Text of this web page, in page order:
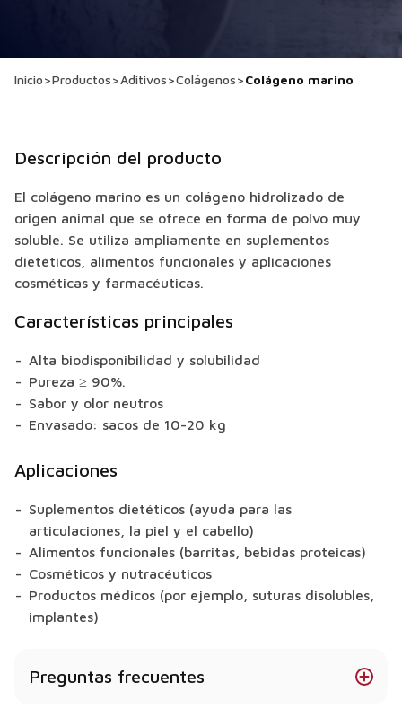
Inicio>Productos>Aditivos>Colágenos>Colágeno marino
Descripción del producto
El colágeno marino es un colágeno hidrolizado de
origen animal que se ofrece en forma de polvo muy
soluble. Se utiliza ampliamente en suplementos
dietéticos, alimentos funcionales y aplicaciones
cosméticas y farmacéuticas.
Características principales
Alta biodisponibilidad y solubilidad
Pureza ≥ 90%.
Sabor y olor neutros
Envasado: sacos de 10-20 kg
Aplicaciones
Suplementos dietéticos (ayuda para las
articulaciones, la piel y el cabello)
Alimentos funcionales (barritas, bebidas proteicas)
Cosméticos y nutracéuticos
Productos médicos (por ejemplo, suturas disolubles,
implantes)
Preguntas frecuentes